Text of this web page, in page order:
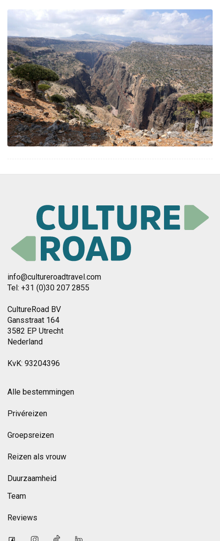
info@cultureroadtravel.com
Tel: +31 (0)30 207 2855
CultureRoad BV
Gansstraat 164
3582 EP Utrecht
Nederland
KvK: 93204396
Alle bestemmingen
Privéreizen
Groepsreizen
Reizen als vrouw
Duurzaamheid
Team
Reviews